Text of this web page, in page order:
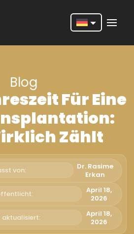
Deutsch
Português
Español
Türkçe
Italiano
Română
Русский
Blog
Für Eine
Zählt
von:
Dr. Rasime
Erkan
April 18,
2026
aktualisiert:
April 18,
2026